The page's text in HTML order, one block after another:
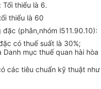
thiểu là 6.
thiểu là 60
(phân,nhóm l511.90.10):
có thuế suất là 30%;
mục thuế quan hài hòa
các tiêu chuẩn kỹ thuật như